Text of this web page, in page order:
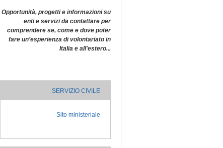
Opportunità, progetti e informazioni su
enti e servizi da contattare per
comprendere se, come e dove poter
fare un’esperienza divolontariato in
Italia e all'estero...
SERVIZIO CIVILE
Sito ministeriale